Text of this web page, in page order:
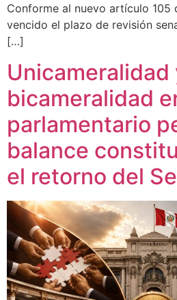
Conforme al nuevo artículo 105
vencido el plazo de revisión
[…]
Unicameralidad
bicameralidad
parlamentario
balance
el retorno del